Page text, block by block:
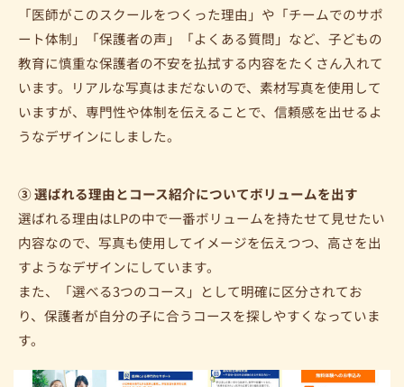
「医師がこのスクールをつくった理由」や「チームでのサポ
ート体制」「保護者の声」「よくある質問」など、子どもの
教育に慎重な保護者の不安を払拭する内容をたくさん入れて
います。リアルな写真はまだないので、素材写真を使用して
いますが、専門性や体制を伝えることで、信頼感を出せるよ
うなデザインにしました。
③ 選ばれる理由とコース紹介についてボリュームを出す
選ばれる理由はLPの中で一番ボリュームを持たせて見せたい
内容なので、写真も使用してイメージを伝えつつ、高さを出
すようなデザインにしています。
また、「選べる3つのコース」として明確に区分されてお
り、保護者が自分の子に合うコースを探しやすくなっていま
す。